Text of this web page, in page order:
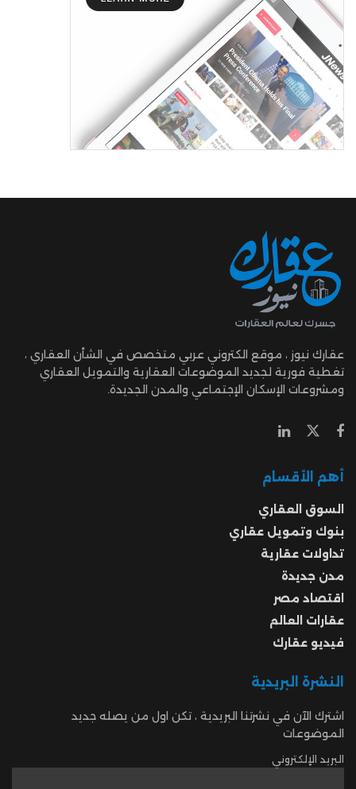
عقارك نيوز ، موقع الكتروني عربي متخصص في الشأن العقاري ،
تغطية فورية لجديد الموضوعات العقارية والتمويل العقاري
ومشروعات الإسكان الإجتماعي والمدن الجديدة.
أهم الأقسام
السوق العقاري
بنوك وتمويل عقاري
تداولات عقارية
مدن جديدة
اقتصاد مصر
عقارات العالم
فيديو عقارك
النشرة البريدية
اشترك الآن في نشرتنا البريدية ، تكن اول من يصله جديد
الموضوعات
البريد الإلكتروني